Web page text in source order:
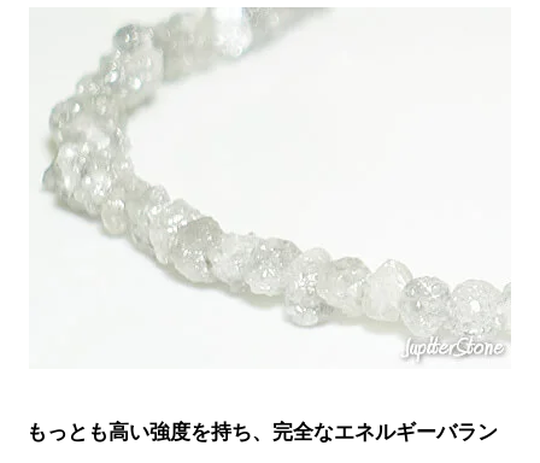
もっとも高い強度を持ち、完全なエネルギーバラン